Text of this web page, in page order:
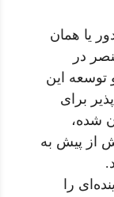
یا همان
در
توسعه این
برای
شده،
از پیش به
را